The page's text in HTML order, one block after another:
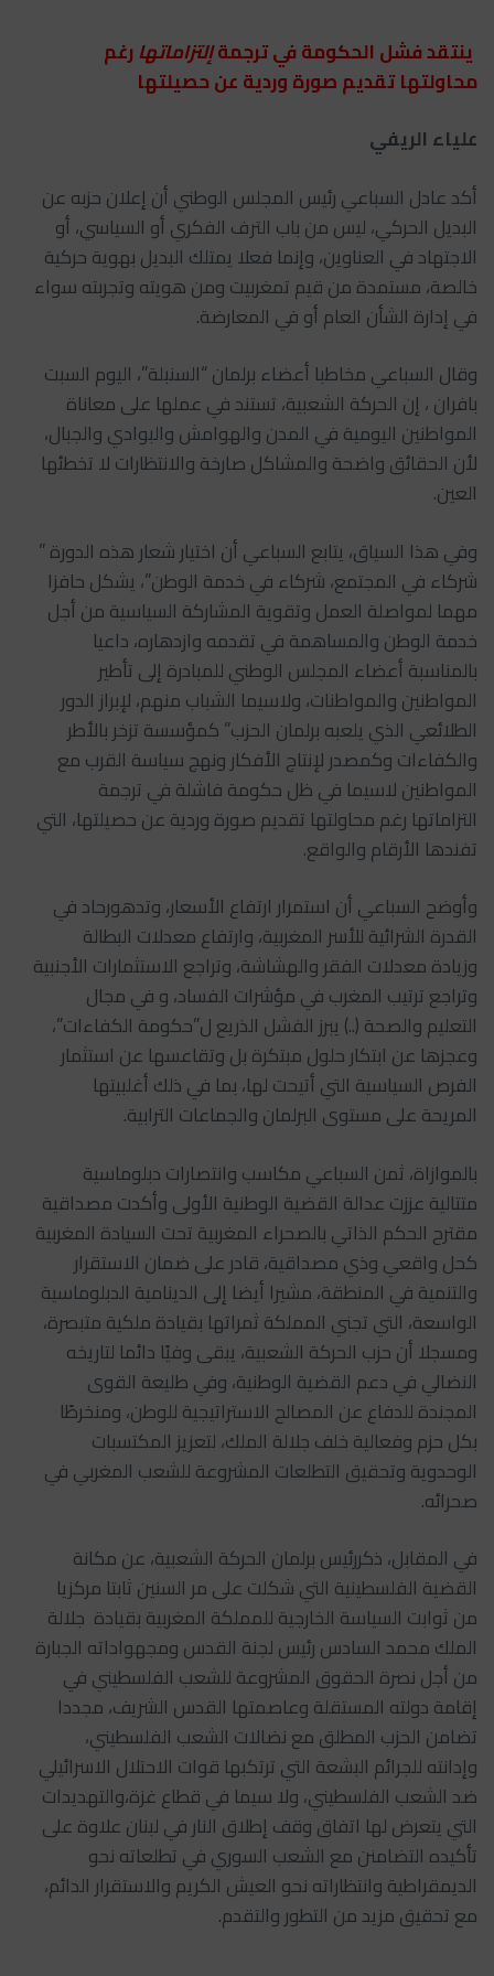
ينتقد فشل الحكومة في ترجمةإلتزاماتهارغم
محاولتها تقديم صورة وردية عن حصيلتها
علياء الريفي
أكد عادل السباعي رئيس المجلس الوطني أن إعلان حزبه عن
البديل الحركي، ليس من باب الترف الفكري أو السياسي، أو
الاجتهاد في العناوين، وإنما فعلا يمتلك البديل بهوية حركية
خالصة، مستمدة من قيم تمغربيت ومن هويته وتجربته سواء
في إدارة الشأن العام أو في المعارضة.
وقال السباعي مخاطبا أعضاء برلمان “السنبلة”، اليوم السبت
بافران ، إن الحركة الشعبية، تستند في عملها على معاناة
المواطنين اليومية في المدن والهوامش والبوادي والجبال،
لأن الحقائق واضحة والمشاكل صارخة والانتظارات لا تخطئها
العين.
وفي هذا السياق، يتابع السباعي أن اختيار شعار هذه الدورة ”
شركاء في المجتمع، شركاء في خدمة الوطن”، يشكل حافزا
مهما لمواصلة العمل وتقوية المشاركة السياسية من أجل
خدمة الوطن والمساهمة في تقدمه وازدهاره، داعيا
بالمناسبة أعضاء المجلس الوطني للمبادرة إلى تأطير
المواطنين والمواطنات، ولاسيما الشباب منهم، لإبراز الدور
الطلائعي الذي يلعبه برلمان الحزب” كمؤسسة تزخر بالأطر
والكفاءات وكمصدر لإنتاج الأفكار ونهج سياسة القرب مع
المواطنين لاسيما في ظل حكومة فاشلة في ترجمة
التزاماتها رغم محاولتها تقديم صورة وردية عن حصيلتها، التي
تفندها الأرقام والواقع.
وأوضح السباعي أن استمرار ارتفاع الأسعار، وتدهورحاد في
القدرة الشرائية للأسر المغربية، وارتفاع معدلات البطالة
وزيادة معدلات الفقر والهشاشة، وتراجع الاستثمارات الأجنبية
وتراجع ترتيب المغرب في مؤشرات الفساد، و في مجال
التعليم والصحة (..) يبرز الفشل الذريع ل”حكومة الكفاءات”،
وعجزها عن ابتكار حلول مبتكرة بل وتقاعسها عن استثمار
الفرص السياسية التي أتيحت لها، بما في ذلك أغلبيتها
المريحة على مستوى البرلمان والجماعات الترابية.
بالموازاة، ثمن السباعي مكاسب وانتصارات دبلوماسية
متتالية عززت عدالة القضية الوطنية الأولى وأكدت مصداقية
مقترح الحكم الذاتي بالصحراء المغربية تحت السيادة المغربية
كحل واقعي وذي مصداقية، قادر على ضمان الاستقرار
والتنمية في المنطقة، مشيرا أيضا إلى الدينامية الدبلوماسية
الواسعة، التي تجني المملكة ثمراتها بقيادة ملكية متبصرة،
ومسجلا أن حزب الحركة الشعبية، يبقى وفيًا دائما لتاريخه
النضالي في دعم القضية الوطنية، وفي طليعة القوى
المجندة للدفاع عن المصالح الاستراتيجية للوطن، ومنخرطًا
بكل حزم وفعالية خلف جلالة الملك، لتعزيز المكتسبات
الوحدوية وتحقيق التطلعات المشروعة للشعب المغربي في
صحرائه.
في المقابل، ذكررئيس برلمان الحركة الشعبية، عن مكانة
القضية الفلسطينية التي شكلت على مر السنين ثابتا مركزيا
من ثوابت السياسة الخارجية للمملكة المغربية بقيادة جلالة
الملك محمد السادس رئيس لجنة القدس ومجهواداته الجبارة
من أجل نصرة الحقوق المشروعة للشعب الفلسطيني في
إقامة دولته المستقلة وعاصمتها القدس الشريف، مجددا
تضامن الحزب المطلق مع نضالات الشعب الفلسطيني،
وإدانته للجرائم البشعة التي ترتكبها قوات الاحتلال الاسرائيلي
ضد الشعب الفلسطيني، ولا سيما في قطاع غزة،والتهديدات
التي يتعرض لها اتفاق وقف إطلاق النار في لبنان علاوة على
تأكيده التضامنن مع الشعب السوري في تطلعاته نحو
الديمقراطية وانتظاراته نحو العيش الكريم والاستقرار الدائم،
مع تحقيق مزيد من التطور والتقدم.